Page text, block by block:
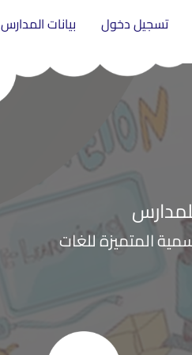
تسجيل دخول بيانات المدارس
المتميزة للغات